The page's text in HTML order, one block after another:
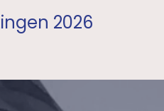
2026